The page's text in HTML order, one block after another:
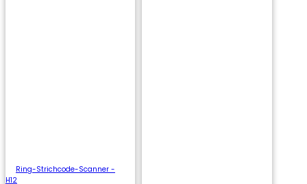
Ring-Strichcode-Scanner -
H12